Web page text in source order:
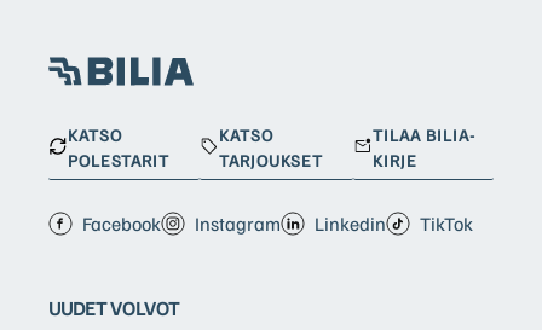
KATSO
POLESTARIT
KATSO
TARJOUKSET
TILAA BILIA-
KIRJE
Facebook Instagram Linkedin TikTok
UUDET VOLVOT